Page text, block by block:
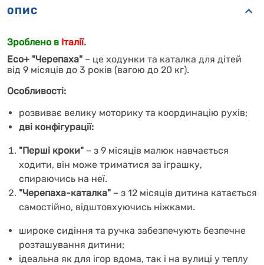
ОПИС
Зроблено в Італії.
Eco+ "Черепаха" – це ходунки та каталка для дітей
від 9 місяців до 3 років (вагою до 20 кг).
Особливості:
розвиває велику моторику та координацію рухів;
дві конфігурації:
"Перші кроки" – з 9 місяців малюк навчається
ходити, він може триматися за іграшку,
спираючись на неї.
"Черепаха-каталка" – з 12 місяців дитина катається
самостійно, відштовхуючись ніжками.
широке сидіння та ручка забезпечують безпечне
розташування дитини;
ідеальна як для ігор вдома, так і на вулиці у теплу